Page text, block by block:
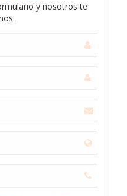
y nosotros te